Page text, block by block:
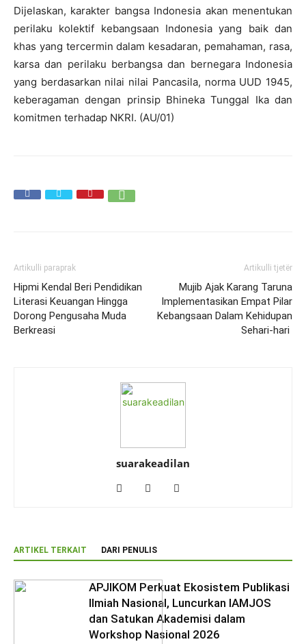
Dijelaskan, karakter bangsa Indonesia akan menentukan
perilaku kolektif kebangsaan Indonesia yang baik dan
khas yang tercermin dalam kesadaran, pemahaman, rasa,
karsa dan perilaku berbangsa dan bernegara Indonesia
yang berdasarkan nilai nilai Pancasila, norma UUD 1945,
keberagaman dengan prinsip Bhineka Tunggal Ika dan
komitmen terhadap NKRI. (AU/01)
Artikulli paraprak
Hipmi Kendal Beri Pendidikan
Literasi Keuangan Hingga
Dorong Pengusaha Muda
Berkreasi
Artikulli tjetër
Mujib Ajak Karang Taruna
Implementasikan Empat Pilar
Kebangsaan Dalam Kehidupan
Sehari-hari
suarakeadilan
ARTIKEL TERKAIT DARI PENULIS
APJIKOM Perkuat Ekosistem Publikasi
Ilmiah Nasional, Luncurkan IAMJOS
dan Satukan Akademisi dalam
Workshop Nasional 2026